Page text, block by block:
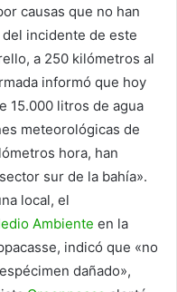
causas que no han
incidente de este
a 250 kilómetros al
informó que hoy
15.000 litros de agua
meteorológicas de
hora, han
sur de la bahía».
local, el
Ambiente en la
indicó que «no
dañado»,